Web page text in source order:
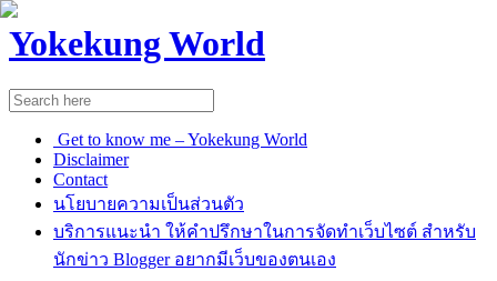
Yokekung World
Get to know me – Yokekung World
Disclaimer
Contact
นโยบายความเป็นส่วนตัว
บริการแนะนำ ให้คำปรึกษาในการจัดทำเว็บไซต์ สำหรับ
นักข่าว Blogger อยากมีเว็บของตนเอง